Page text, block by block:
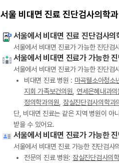
서울 비대면 진료 진단검사의학
서울에서 비대면 진료 진단검사
서울에서 비대면 진료가 가능한 진단검
서울에서 비대면 진료가 가능한
서울에서 비대면 진료가 가능한 진단검
비대면 진료 병원 : 마곡웰소아청소
지회 가족보건의원
연세은혜내과의
정의학과의원
잠실진단검사의학과
단, 비대면 진료는 같은 지역 병원이 아
받을 수 있어요.
서울에서 비대면 진료가 가능한
서울에서 비대면 진료 가능한 진단검사
전문의 진료 병원: 잠실진단검사의